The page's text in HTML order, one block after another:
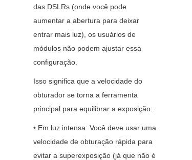
das DSLRs (onde você pode
aumentar a abertura para deixar
entrar mais luz), os usuários de
módulos não podem ajustar essa
configuração.
Isso significa que a velocidade do
obturador se torna a ferramenta
principal para equilibrar a exposição:
• Em luz intensa: Você deve usar uma
velocidade de obturação rápida para
evitar a superexposição (já que não é